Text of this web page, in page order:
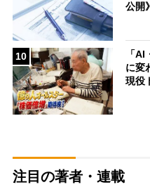
公開
10
「
に変
現役
注目の著者・連載